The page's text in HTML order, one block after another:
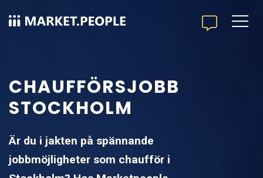
CHAUFFÖRSJOBB
STOCKHOLM
Är du i jakten på spännande
jobbmöjligheter som chaufför i